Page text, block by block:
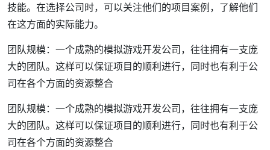
技能。在选择公司时，可以关注他们的项目案例，了解他们
在这方面的实际能力。
团队规模：一个成熟的模拟游戏开发公司，往往拥有一支庞
大的团队。这样可以保证项目的顺利进行，同时也有利于公
司在各个方面的资源整合
团队规模：一个成熟的模拟游戏开发公司，往往拥有一支庞
大的团队。这样可以保证项目的顺利进行，同时也有利于公
司在各个方面的资源整合